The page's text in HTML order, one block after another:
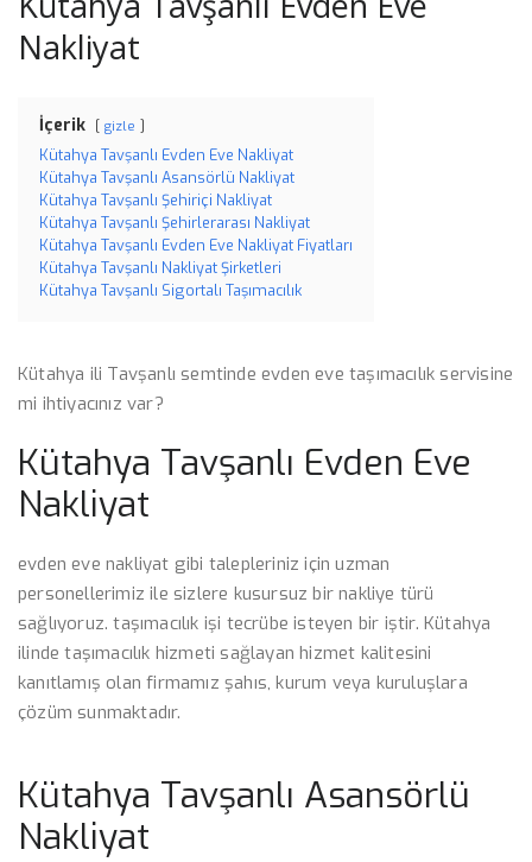
Nakliyat
İçerik gizle
Kütahya Tavşanlı Evden Eve Nakliyat
Kütahya Tavşanlı Asansörlü Nakliyat
Kütahya Tavşanlı Şehiriçi Nakliyat
Kütahya Tavşanlı Şehirlerarası Nakliyat
Kütahya Tavşanlı Evden Eve Nakliyat Fiyatları
Kütahya Tavşanlı Nakliyat Şirketleri
Kütahya Tavşanlı Sigortalı Taşımacılık
Kütahya ili Tavşanlı semtinde evden eve taşımacılık servisine
mi ihtiyacınız var?
Kütahya Tavşanlı Evden Eve
Nakliyat
evden eve nakliyat gibi talepleriniz için uzman
personellerimiz ile sizlere kusursuz bir nakliye türü
sağlıyoruz. taşımacılık işi tecrübe isteyen bir iştir. Kütahya
ilinde taşımacılık hizmeti sağlayan hizmet kalitesini
kanıtlamış olan firmamız şahıs, kurum veya kuruluşlara
çözüm sunmaktadır.
Kütahya Tavşanlı Asansörlü
Nakliyat